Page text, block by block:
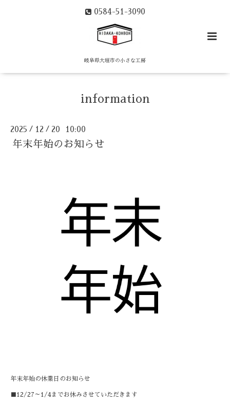
0584-51-3090
岐阜県大垣市の小さな工房
information
2025 / 12 / 20 10:00
年末年始のお知らせ
年末年始の休業日のお知らせ
■12/27～1/4までお休みさせていただきます